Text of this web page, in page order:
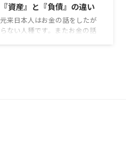
『資産』と『負債』の違い
元来日本人はお金の話をしたが
らない人種です。またお金の話